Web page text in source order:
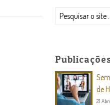
Pesquisar
de
21